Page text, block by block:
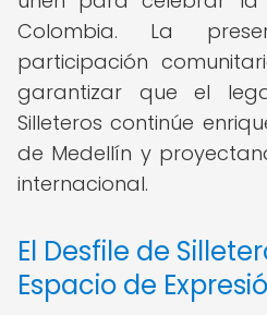
Colombia. La
participación
garantizar que el
Silleteros continúe
de Medellín y
internacional.
El Desfile de
Espacio de